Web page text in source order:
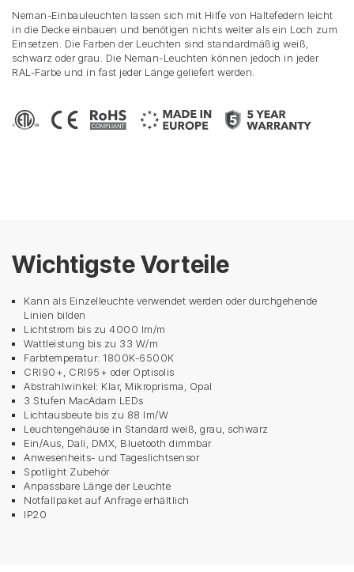
Neman-Einbauleuchten lassen sich mit Hilfe von Haltefedern leicht
in die Decke einbauen und benötigen nichts weiter als ein Loch zum
Einsetzen. Die Farben der Leuchten sind standardmäßig weiß,
schwarz oder grau. Die Neman-Leuchten können jedoch in jeder
RAL-Farbe und in fast jeder Länge geliefert werden.
Wichtigste Vorteile
Kann als Einzelleuchte verwendet werden oder durchgehende
Linien bilden
Lichtstrom bis zu 4000 lm/m
Wattleistung bis zu 33 W/m
Farbtemperatur: 1800K-6500K
CRI90+, CRI95+ oder Optisolis
Abstrahlwinkel: Klar, Mikroprisma, Opal
3 Stufen MacAdam LEDs
Lichtausbeute bis zu 88 lm/W
Leuchtengehäuse in Standard weiß, grau, schwarz
Ein/Aus, Dali, DMX, Bluetooth dimmbar
Anwesenheits- und Tageslichtsensor
Spotlight Zubehör
Anpassbare Länge der Leuchte
Notfallpaket auf Anfrage erhältlich
IP20